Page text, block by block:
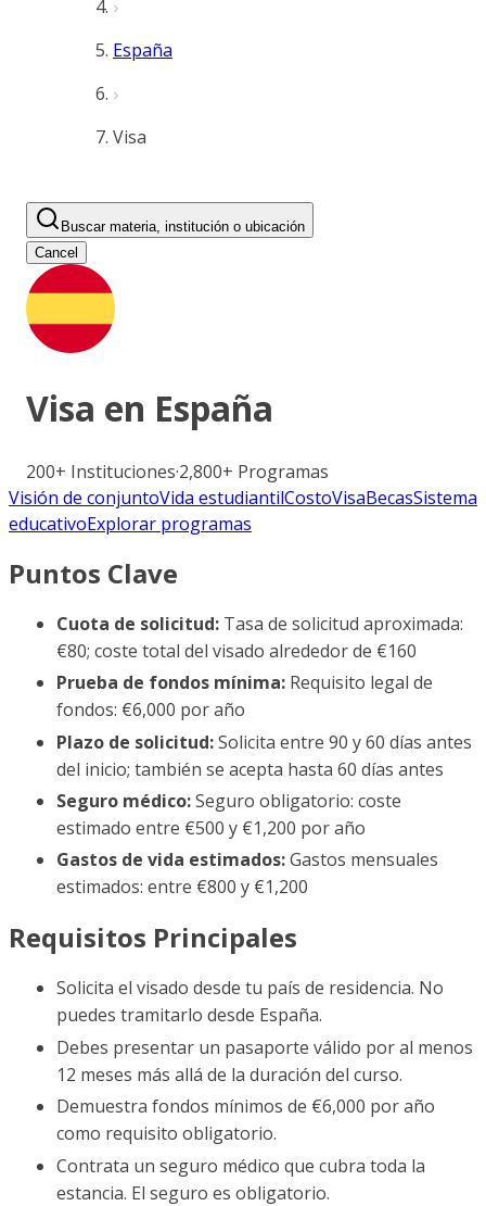
España
Visa
Buscar materia, institución o ubicación
Cancel
Visa en España
200+ Instituciones·2,800+ Programas
Visión de conjuntoVida estudiantilCostoVisaBecasSistema
educativoExplorar programas
Puntos Clave
Cuota de solicitud: Tasa de solicitud aproximada:
€80; coste total del visado alrededor de €160
Prueba de fondos mínima: Requisito legal de
fondos: €6,000 por año
Plazo de solicitud:Solicita entre 90 y 60 días antes
del inicio; también se acepta hasta 60 días antes
Seguro médico:Seguro obligatorio: coste
estimado entre €500 y €1,200 por año
Gastos de vida estimados:Gastos mensuales
estimados: entre €800 y €1,200
Requisitos Principales
Solicita el visado desde tu país de residencia. No
puedes tramitarlo desde España.
Debes presentar un pasaporte válido por al menos
12 meses más allá de la duración del curso.
Demuestra fondos mínimos de €6,000 por año
como requisito obligatorio.
Contrata un seguro médico que cubra toda la
estancia. El seguro es obligatorio.